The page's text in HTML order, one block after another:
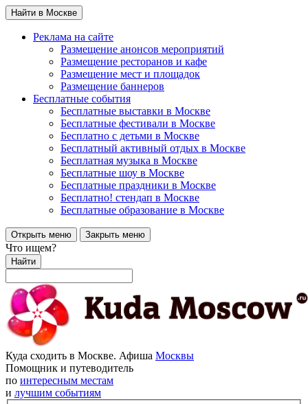
Найти в Москве
Реклама на сайте
Размещение анонсов мероприятий
Размещение ресторанов и кафе
Размещение мест и площадок
Размещение баннеров
Бесплатные события
Бесплатные выставки в Москве
Бесплатные фестивали в Москве
Бесплатно с детьми в Москве
Бесплатный активный отдых в Москве
Бесплатная музыка в Москве
Бесплатные шоу в Москве
Бесплатные праздники в Москве
Бесплатно! стендап в Москве
Бесплатные образование в Москве
Открыть меню Закрыть меню
Что ищем?
Найти
Куда сходить в Москве. Афиша Москвы
Помощник и путеводитель
по интересным местам
и лучшим событиям